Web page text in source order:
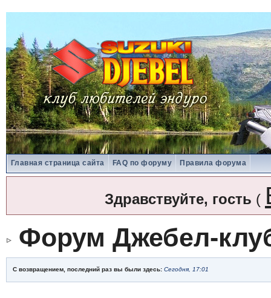
Главная страница сайта FAQ по форуму Правила форума
Здравствуйте, гость (
Форум Джебел-
С возвращением, последний раз вы были здесь: Сегодня, 17:01